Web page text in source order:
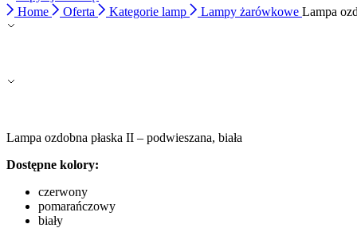
Home
Oferta Kategorie lamp Lampy żarówkowe Lampa
Lampa ozdobna płaska II – podwieszana, biała
Dostępne kolory:
czerwony
pomarańczowy
biały